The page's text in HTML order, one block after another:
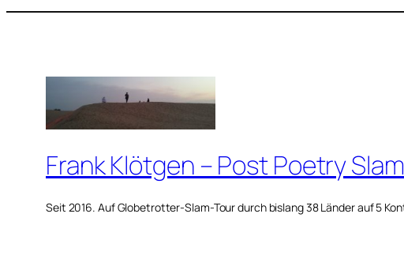
Frank Klötgen – Post Poetry
Seit 2016. Auf Globetrotter-Slam-Tour durch bislang 38 Länder auf 5